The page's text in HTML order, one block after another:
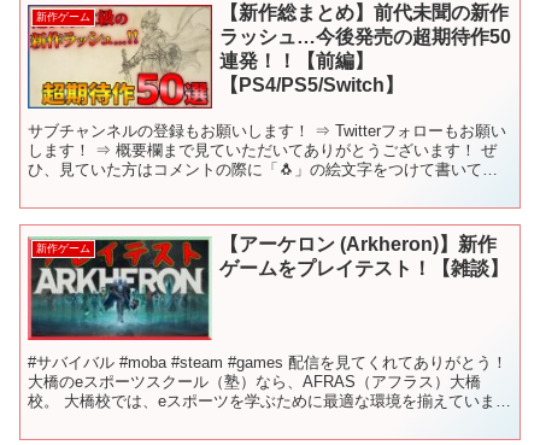
新作ゲーム
【新作総まとめ】前代未聞の新作
ラッシュ…今後発売の超期待作50
連発！！【前編】
【PS4/PS5/Switch】
サブチャンネルの登録もお願いします！ ⇒ Twitterフォローもお願い
します！ ⇒ 概要欄まで見ていただいてありがとうございます！ ぜ
ひ、見ていた方はコメントの際に「🐧」の絵文字をつけて書いてい
新作ゲーム
【アーケロン (Arkheron)】新作
ゲームをプレイテスト！【雑談】
#サバイバル #moba #steam #games 配信を見てくれてありがとう！
大橋のeスポーツスクール（塾）なら、AFRAS（アフラス）大橋
校。 大橋校では、eスポーツを学ぶために最適な環境を揃えていま